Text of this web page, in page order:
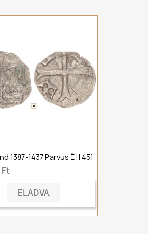
1387-1437 Parvus ÉH 451
ELADVA